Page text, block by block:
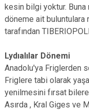
kesin bilgi yoktur. Buna
döneme ait buluntulara
tarafından
Lydıalılar Dönemi
Anadolu'ya Friglerden
Friglere tabi olarak
yenilmesini fırsat
Asırda , Kral Giges ve